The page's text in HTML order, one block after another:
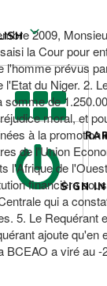
SIGN IN
2009,
la Cour pour
prévus
du Niger. 2.
de
moral, et
à la
de l'Union
l'Afrique de
financière
qui a
5. Le
ajoute
BCEAO a viré au -